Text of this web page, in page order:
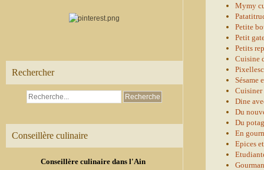
Rechercher
Conseillère culinaire
Conseillère culinaire dans l'Ain
Mymy
Petite
Petit
Petits
Cuisine
Sésame
Cuisiner
Dine
Du
Du
En
Epices